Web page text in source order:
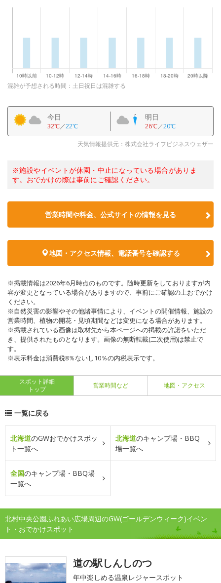
混雑が予想される時間：土日祝日は混雑する
今日
32℃／22℃
明日
26℃／20℃
天気情報提供元：株式会社ライフビジネスウェザー
※施設やイベントが休園・中止になっている場合がありま
す。おでかけの際は事前にご確認ください。
営業時間や料金、公式サイトの情報を見る
地図・アクセス情報、電話番号を確認する
※掲載情報は2026年6月時点のものです。随時更新をしておりますが内
容が変更となっている場合がありますので、事前にご確認の上おでかけ
ください。
※自然災害の影響やその他諸事情により、イベントの開催情報、施設の
営業時間、植物の開花・見頃期間などは変更になる場合があります。
※掲載されている画像は取材先から本ページへの掲載の許諾をいただ
き、提供されたものとなります。画像の無断転載(二次使用)は禁止で
す。
※表示料金は消費税8％ないし10％の内税表示です。
スポット詳細
トップ
営業時間など 地図・アクセス
一覧に戻る
北海道のGWおでかけスポッ
ト一覧へ
北海道のキャンプ場・BBQ
場一覧へ
全国のキャンプ場・BBQ場
一覧へ
北村中央公園ふれあい広場周辺のGW(ゴールデンウィーク)イベン
ト・おでかけスポット
道の駅しんしのつ
年中楽しめる温泉レジャースポット